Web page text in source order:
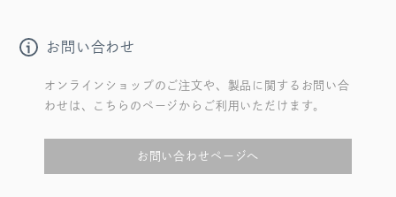
お問い合わせ
オンラインショップのご注文や、製品に関するお問い合
わせは、こちらのページからご利用いただけます。
お問い合わせページへ